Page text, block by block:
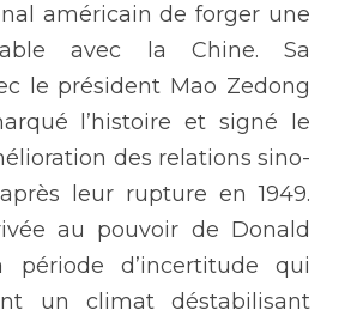
américain de forger une
avec la Chine. Sa
le président Mao Zedong
l’histoire et signé le
des relations sino-
leur rupture en 1949.
au pouvoir de Donald
d’incertitude qui
un climat déstabilisant